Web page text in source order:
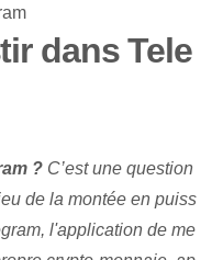
dans Tele
? C’est une question
de la montée en puiss
l'application de me